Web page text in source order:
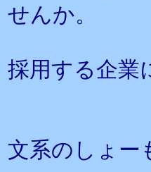
せんか。
採用する企業
文系のしょー